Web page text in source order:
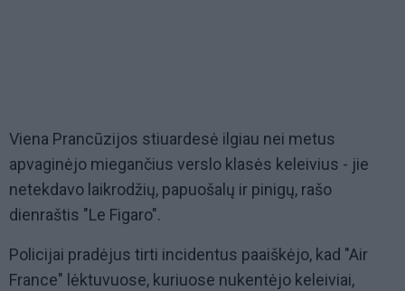
Viena Prancūzijos stiuardesė ilgiau nei metus
apvaginėjo miegančius verslo klasės keleivius - jie
netekdavo laikrodžių, papuošalų ir pinigų, rašo
dienraštis "Le Figaro".
Policijai pradėjus tirti incidentus paaiškėjo, kad "Air
France" lėktuvuose, kuriuose nukentėjo keleiviai,